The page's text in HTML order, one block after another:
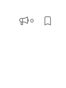
、「技術が事業
0